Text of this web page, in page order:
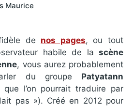
Maurice
de nos pages, ou tout
habile de la scène
, vous aurez probablement
du groupe Patyatann
que l’on pourrait traduire par
pas »). Créé en 2012 pour